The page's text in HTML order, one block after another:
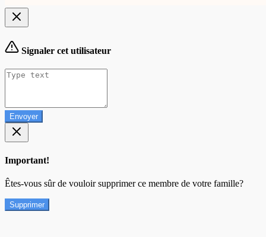
Signaler cet utilisateur
Envoyer
Important!
Êtes-vous sûr de vouloir supprimer ce membre de votre famille?
Supprimer